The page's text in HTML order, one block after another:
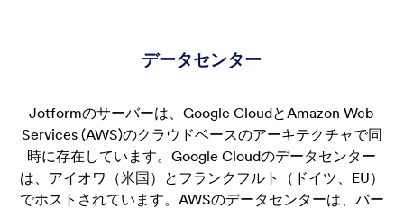
データセンター
Jotformのサーバーは、Google CloudとAmazon Web
Services (AWS)のクラウドベースのアーキテクチャで同
時に存在しています。Google Cloudのデータセンター
は、アイオワ（米国）とフランクフルト（ドイツ、EU）
でホストされています。AWSのデータセンターは、バー